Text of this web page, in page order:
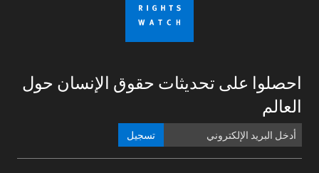
احصلوا على تحديثات حقوق الإنسان حول
العالم
تسجيل